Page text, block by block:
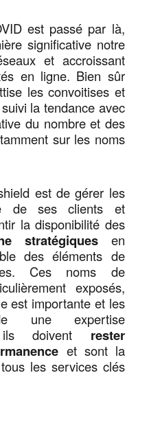
est passé par là,
significative notre
et accroissant
en ligne. Bien sûr
les convoitises et
la tendance avec
du nombre et des
sur les noms
est de gérer les
de ses clients et
la disponibilité des
stratégiquesen
des éléments de
Ces noms de
exposés,
est importante et les
une expertise
ils doivent rester
et sont la
les services clés